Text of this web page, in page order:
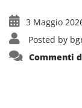
3 Maggio
Posted by
Commenti